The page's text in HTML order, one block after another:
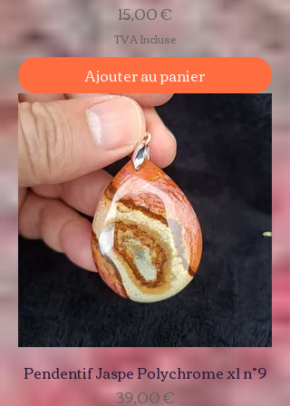
Prix
15,00 €
TVA Incluse
Ajouter au panier
Pendentif Jaspe Polychrome xl n°9
Prix
39,00 €